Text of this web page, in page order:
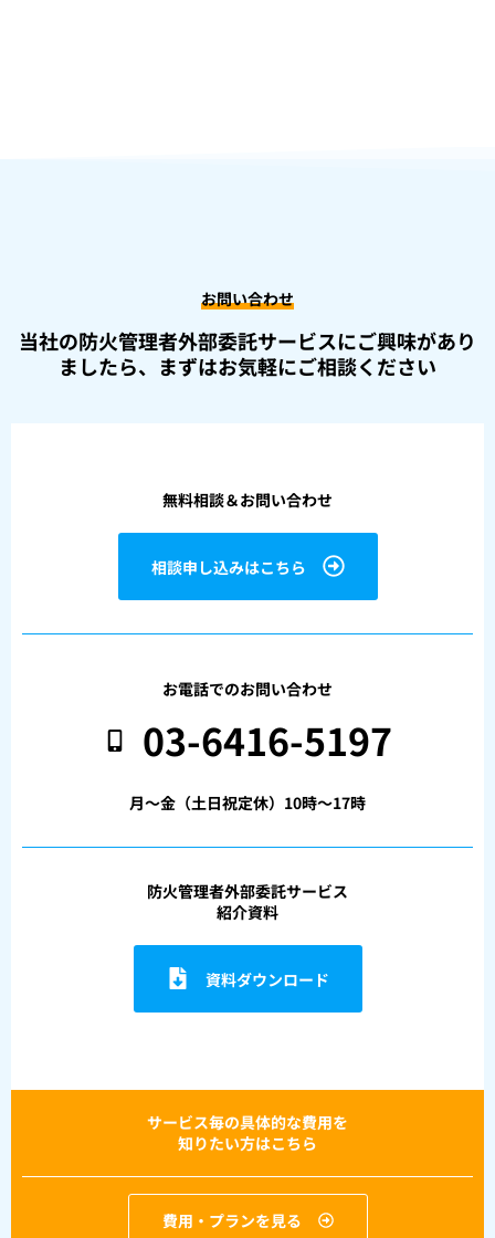
お問い合わせ
当社の防火管理者外部委託サービスにご興味があり
ましたら、 まずはお気軽にご相談ください
無料相談＆お問い合わせ
相談申し込みはこちら
お電話でのお問い合わせ
03-6416-5197
月〜金（土日祝定休）10時〜17時
防火管理者外部委託サービス
紹介資料
資料ダウンロード
サービス毎の具体的な費用を
知りたい方はこちら
費用・プランを見る